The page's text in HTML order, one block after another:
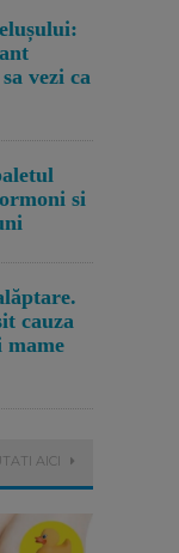
vezi ca
si
cauza
mame
AICI